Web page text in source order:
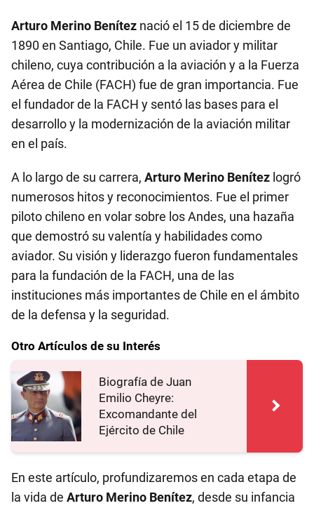
Arturo Merino Benítez nació el 15 de diciembre de
1890 en Santiago, Chile. Fue un aviador y militar
chileno, cuya contribución a la aviación y a la Fuerza
Aérea de Chile (FACH) fue de gran importancia. Fue
el fundador de la FACH y sentó las bases para el
desarrollo y la modernización de la aviación militar
en el país.
A lo largo de su carrera, Arturo Merino Benítez logró
numerosos hitos y reconocimientos. Fue el primer
piloto chileno en volar sobre los Andes, una hazaña
que demostró su valentía y habilidades como
aviador. Su visión y liderazgo fueron fundamentales
para la fundación de la FACH, una de las
instituciones más importantes de Chile en el ámbito
de la defensa y la seguridad.
Otro Artículos de su Interés
Biografía de Juan
Emilio Cheyre:
Excomandante del
Ejército de Chile
En este artículo, profundizaremos en cada etapa de
la vida de Arturo Merino Benítez, desde su infancia